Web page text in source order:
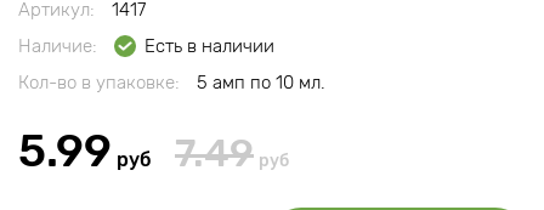
Артикул:
1417
Наличие:
Есть в наличии
Кол-во в упаковке:
5 амп по 10 мл.
5.99 руб 7.49 руб